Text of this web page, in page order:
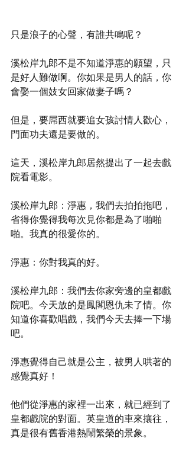
只是浪子的心聲，有誰共鳴呢？
溪松岸九郎不是不知道淨惠的願望，只
是好人難做啊。你如果是男人的話，你
會娶一個妓女回家做妻子嗎？
但是，要屌西就要追女孩討情人歡心，
門面功夫還是要做的。
這天，溪松岸九郎居然提出了一起去戲
院看電影。
溪松岸九郎：淨惠，我們去拍拍拖吧，
省得你覺得我每次見你都是為了啪啪
啪。我真的很愛你的。
淨惠：你對我真的好。
溪松岸九郎：我們去你家旁邊的皇都戲
院吧。今天放的是鳳閣恩仇未了情。你
知道你喜歡唱戲，我們今天去捧一下場
吧。
淨惠覺得自己就是公主，被男人哄著的
感覺真好！
他們從淨惠的家裡一出來，就已經到了
皇都戲院的對面。英皇道的車來攘往，
真是很有舊香港熱鬧繁榮的景象。